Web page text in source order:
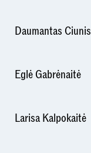
Daumantas Ciunis
Eglė Gabrėnaitė
Larisa Kalpokaitė